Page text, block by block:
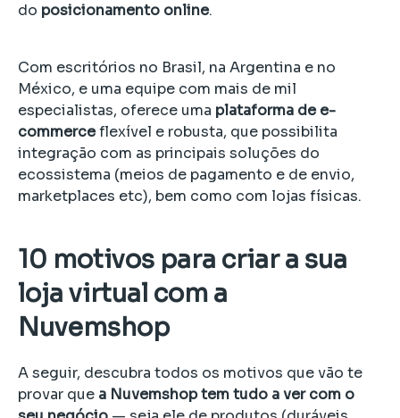
do posicionamento online.
Com escritórios no Brasil, na Argentina e no
México, e uma equipe com mais de mil
especialistas, oferece uma plataforma de e-
commerceflexível e robusta, que possibilita
integração com as principais soluções do
ecossistema (meios de pagamento e de envio,
marketplaces etc), bem como com lojas físicas.
10 motivos para criar a sua
loja virtual com a
Nuvemshop
A seguir, descubra todos os motivos que vão te
provar que a Nuvemshop tem tudo a ver com o